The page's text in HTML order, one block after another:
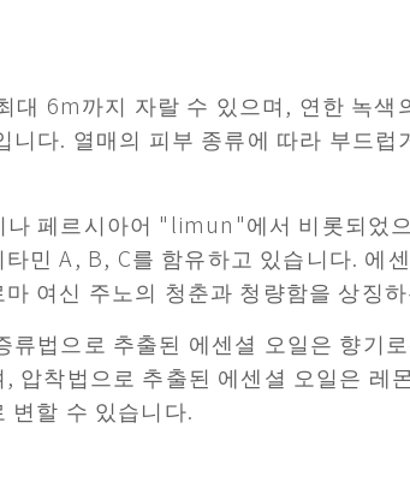
6m까지 자랄 수 있으며, 연한 녹색
다. 열매의 피부 종류에 따라 부드
페르시아어 "limun"에서 비롯되었
민 A, B, C를 함유하고 있습니다. 에
여신 주노의 청춘과 청량함을 상징
법으로 추출된 에센셜 오일은 향기
압착법으로 추출된 에센셜 오일은 레
변할 수 있습니다.